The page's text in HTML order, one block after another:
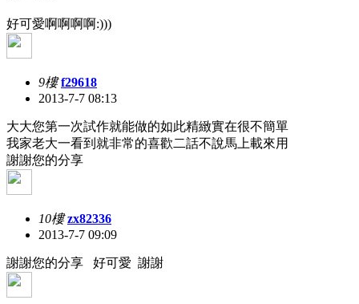
好可愛啊啊啊啊:)))
9樓 f29618
2013-7-7 08:13
大大您第一次試作就能做的如此精緻實在很不簡單
我家老大一看到就非常的喜歡二話不說馬上載來用
謝謝您的分享
10樓 zx82336
2013-7-7 09:09
謝謝您的分享 好可愛 謝謝